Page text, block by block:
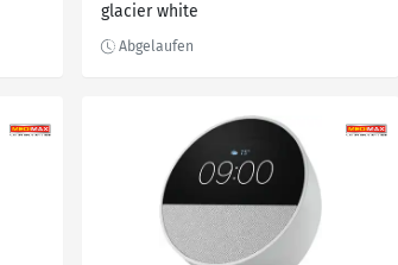
glacier white